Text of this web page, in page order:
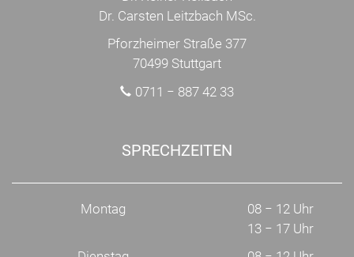
Dr. Carsten Leitzbach MSc.
Pforzheimer Straße 377
70499 Stuttgart
0711 − 887 42 33
SPRECHZEITEN
Montag
08 − 12 Uhr
13 − 17 Uhr